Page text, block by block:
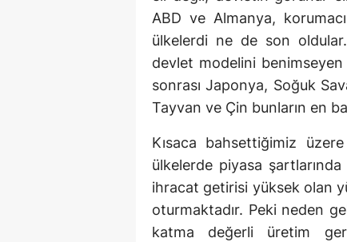
ABD ve Almanya,
ülkelerdi ne de son oldular.
devlet modelini
sonrası Japonya, Soğuk
Tayvan ve Çin bunların en
Kısaca bahsettiğimiz
ülkelerde piyasa
ihracat getirisi yüksek olan
oturmaktadır. Peki neden
katma değerli üretim